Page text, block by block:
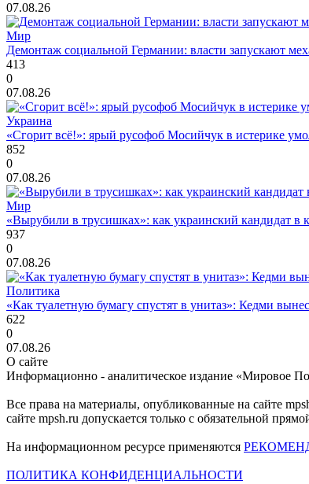
07.08.26
Мир
Демонтаж социальной Германии: власти запускают
413
0
07.08.26
Украина
«Сгорит всё!»: ярый русофоб Мосийчук в истерике
852
0
07.08.26
Мир
«Вырубили в трусишках»: как украинский кандидат
937
0
07.08.26
Политика
«Как туалетную бумагу спустят в унитаз»: Кедми
622
0
07.08.26
О сайте
Информационно - аналитическое издание «Мировое
Все права на материалы, опубликованные на сайте
сайте mpsh.ru допускается только с обязательной
На информационном ресурсе применяются
ПОЛИТИКА КОНФИДЕНЦИАЛЬНОСТИ